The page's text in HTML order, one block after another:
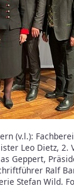
(v.l.):
Leo Dietz, 2.
Geppert,
Ralf
Stefan Wild.